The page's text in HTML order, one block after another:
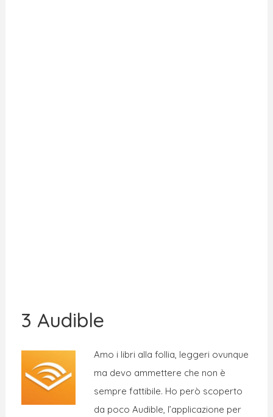
3 Audible
Amo i libri alla follia, leggeri ovunque
ma devo ammettere che non è
sempre fattibile. Ho però scoperto
da poco Audible, l’applicazione per